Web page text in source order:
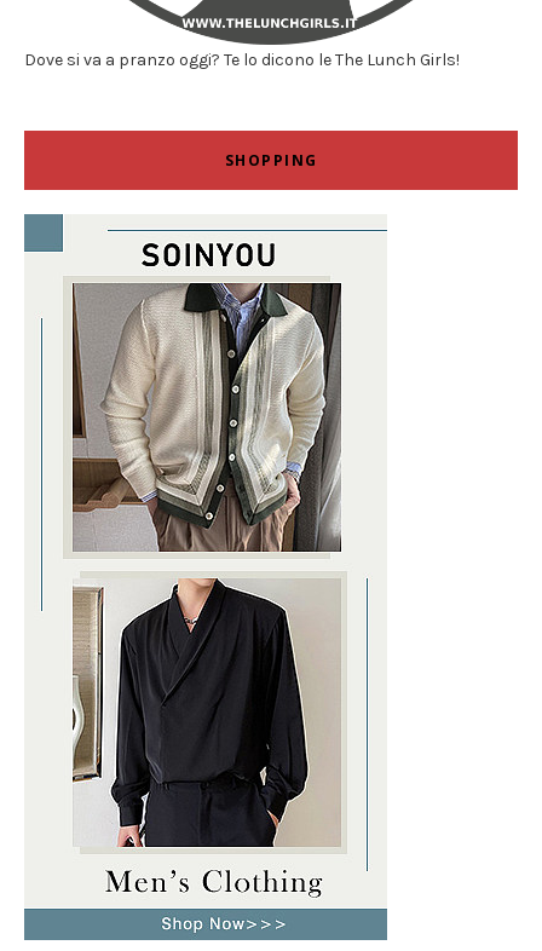
Dove si va a pranzo oggi? Te lo dicono le The Lunch Girls!
SHOPPING